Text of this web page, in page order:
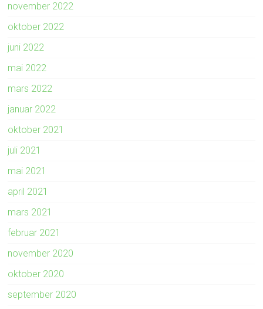
november 2022
oktober 2022
juni 2022
mai 2022
mars 2022
januar 2022
oktober 2021
juli 2021
mai 2021
april 2021
mars 2021
februar 2021
november 2020
oktober 2020
september 2020